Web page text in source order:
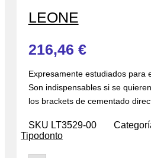
LEONE
216,46 €
Expresamente estudiados para
Son indispensables si se
los brackets de cementado
SKU LT3529-00
Tipodonto